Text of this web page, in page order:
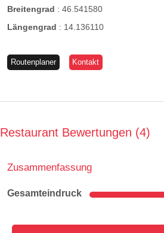
Breitengrad : 46.541580
Längengrad : 14.136110
Routenplaner Kontakt
Restaurant Bewertungen 4
Zusammenfassung
Gesamteindruck